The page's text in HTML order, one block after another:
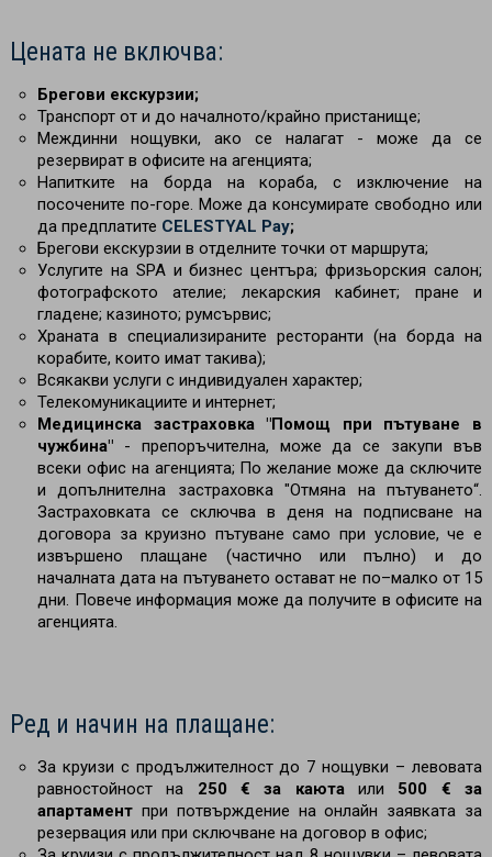
Цената не включва:
Брегови екскурзии;
Транспорт от и до началното/крайно пристанище;
Междинни нощувки, ако се налагат - може да се
резервират в офисите на агенцията;
Напитките на борда на кораба, с изключение на
посочените по-горе. Може да консумирате свободно или
да предплатите CELESTYAL Pay;
Брегови екскурзии в отделните точки от маршрута;
Услугите на SPA и бизнес центъра; фризьорския салон;
фотографското ателие; лекарския кабинет; пране и
гладене; казиното; румсървис;
Храната в специализираните ресторанти (на борда на
корабите, които имат такива);
Всякакви услуги с индивидуален характер;
Телекомуникациите и интернет;
Медицинска застраховка "Помощ при пътуване в
чужбина"- препоръчителна, може да се закупи във
всеки офис на агенцията; По желание може да сключите
и допълнителна застраховка "Отмяна на пътуването“.
Застраховката се сключва в деня на подписване на
договора за круизно пътуване само при условие, че е
извършено плащане (частично или пълно) и до
началната дата на пътуването остават не по–малко от 15
дни. Повече информация може да получите в офисите на
агенцията.
Ред и начин на плащане:
За круизи с продължителност до 7 нощувки – левовата
равностойност на 250 € за каютаили 500 € за
апартамент при потвърждение на онлайн заявката за
резервация или при сключване на договор в офис;